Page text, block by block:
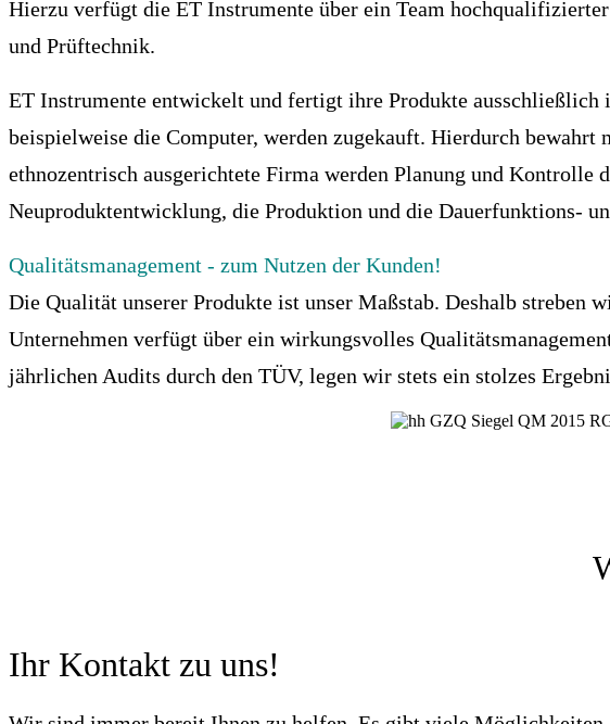
Hierzu verfügt die ET Instrumente über ein Team
und Prüftechnik.
ET Instrumente entwickelt und fertigt ihre Produkte
beispielweise die Computer, werden zugekauft. Hierdurch
ethnozentrisch ausgerichtete Firma werden Planung und
Neuproduktentwicklung, die Produktion und die Dauerfunktions-
Qualitätsmanagement - zum Nutzen der Kunden!
Die Qualität unserer Produkte ist unser Maßstab. Deshalb streben
Unternehmen verfügt über ein wirkungsvolles
jährlichen Audits durch den TÜV, legen wir stets ein stolzes
Ihr Kontakt zu uns!